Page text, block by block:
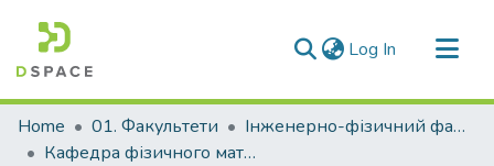
Log In (current)
Communities & Collections
All of DSpace
Home 01. Факультети
Інженерно-фізичний факультет
Кафедра фізичного матеріалознавства (Кафедра ФМ)